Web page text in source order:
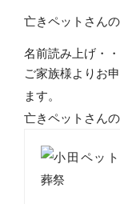
亡きペットさん
名前読み上げ・・
ご家族様よりお
ます。
亡きペットさん